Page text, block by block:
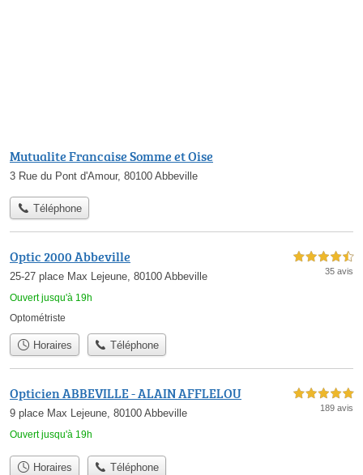
Mutualite Francaise Somme et Oise
3 Rue du Pont d'Amour, 80100 Abbeville
Téléphone
Optic 2000 Abbeville
25-27 place Max Lejeune, 80100 Abbeville
Ouvert jusqu'à 19h
4,5 étoiles sur 5
35 avis
Optométriste
Horaires Téléphone
Opticien ABBEVILLE - ALAIN AFFLELOU
9 place Max Lejeune, 80100 Abbeville
Ouvert jusqu'à 19h
5,0 étoiles sur 5
189 avis
Horaires Téléphone